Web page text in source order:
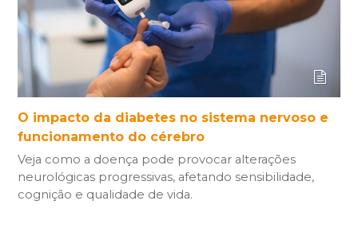
O impacto da diabetes no sistema nervoso e
funcionamento do cérebro
Veja como a doença pode provocar alterações
neurológicas progressivas, afetando sensibilidade,
cognição e qualidade de vida.